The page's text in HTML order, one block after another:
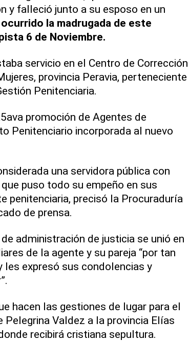
y falleció junto a su esposo en un
ocurrido la madrugada de este
6 de Noviembre.
servicio en el Centro de Corrección
provincia Peravia, perteneciente
Penitenciaria.
promoción de Agentes de
Penitenciario incorporada al nuevo
una servidora pública con
puso todo su empeño en sus
penitenciaria, precisó la Procuraduría
de prensa.
administración de justicia se unió en
de la agente y su pareja “por tan
les expresó sus condolencias y
hacen las gestiones de lugar para el
Valdez a la provincia Elías
recibirá cristiana sepultura.